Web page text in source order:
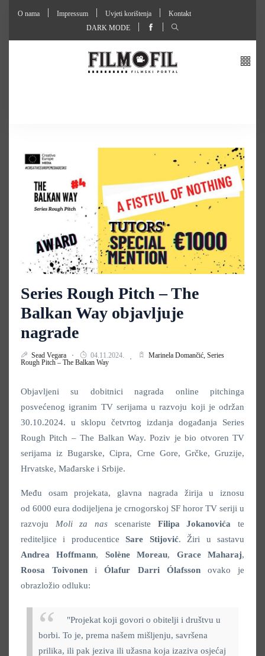
O nama Impressum Uvjeti korištenja
Kontakt
DARK MODE
Series Rough Pitch – The
Balkan Way objavljuje
nagrade
Sead Vegara 04.11.2024. Marinela Domančić, Series
Rough Pitch – The Balkan Way
Objavljeni su dobitnici nagrada online pitchinga
posvećenog igranim TV serijama u razvoju koji je održan
30.10.2024. u sklopu četvrtog izdanja događanja Series
Rough Pitch – The Balkan Way. Poziv je bio otvoren TV
serijama iz Bugarske, Cipra, Crne Gore, Grčke, Gruzije,
Hrvatske, Mađarske i Srbije.
Među osam projekata, glavna nagrada žirija u iznosu
od 6000 eura dodijeljena je crnogorskoj SF horor TV seriji u
razvoju Moli za nas scenariste Filipa Jokanovića te
rediteljice i producenticeSare Stijović. Žiri u sastavu
Andrea Hoffmann, Solène Moreau, Grace Maharaj,
Roosa Toivonen iÓlafur Darri Ólafssonovako je
obrazložio odluku:
"Projekat koji govori o obitelji i društvu u
borbi. To je, prema našem mišljenju, savršena
prilika, ili pak jeziva ili užasna koja izaziva osjećaj